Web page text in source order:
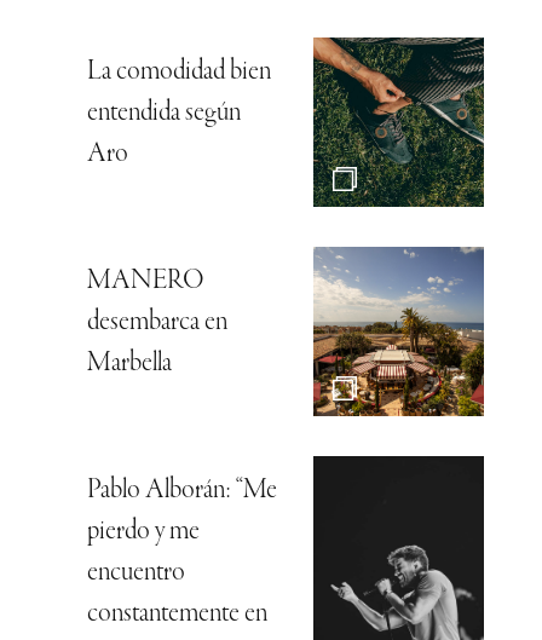
La comodidad bien
entendida según
Aro
MANERO
desembarca en
Marbella
Pablo Alborán: “Me
pierdo y me
encuentro
constantemente en